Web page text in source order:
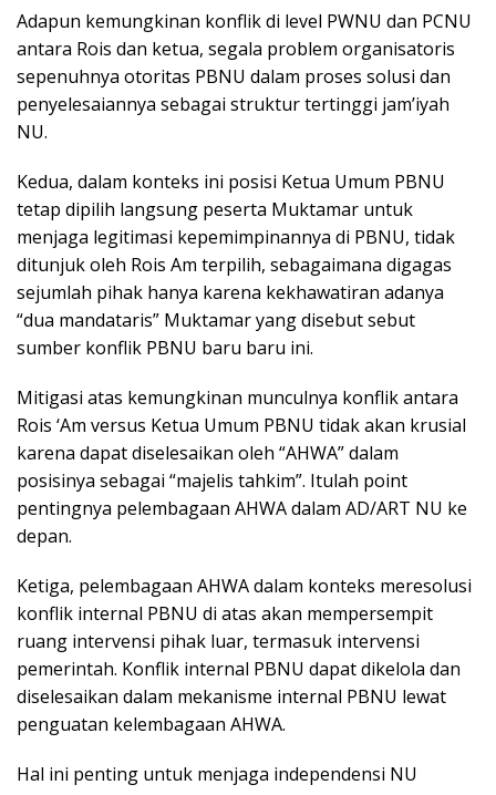
Adapun kemungkinan konflik di level PWNU dan PCNU
antara Rois dan ketua, segala problem organisatoris
sepenuhnya otoritas PBNU dalam proses solusi dan
penyelesaiannya sebagai struktur tertinggi jam’iyah
NU.
Kedua, dalam konteks ini posisi Ketua Umum PBNU
tetap dipilih langsung peserta Muktamar untuk
menjaga legitimasi kepemimpinannya di PBNU, tidak
ditunjuk oleh Rois Am terpilih, sebagaimana digagas
sejumlah pihak hanya karena kekhawatiran adanya
“dua mandataris” Muktamar yang disebut sebut
sumber konflik PBNU baru baru ini.
Mitigasi atas kemungkinan munculnya konflik antara
Rois ‘Am versus Ketua Umum PBNU tidak akan krusial
karena dapat diselesaikan oleh “AHWA” dalam
posisinya sebagai “majelis tahkim”. Itulah point
pentingnya pelembagaan AHWA dalam AD/ART NU ke
depan.
Ketiga, pelembagaan AHWA dalam konteks meresolusi
konflik internal PBNU di atas akan mempersempit
ruang intervensi pihak luar, termasuk intervensi
pemerintah. Konflik internal PBNU dapat dikelola dan
diselesaikan dalam mekanisme internal PBNU lewat
penguatan kelembagaan AHWA.
Hal ini penting untuk menjaga independensi NU